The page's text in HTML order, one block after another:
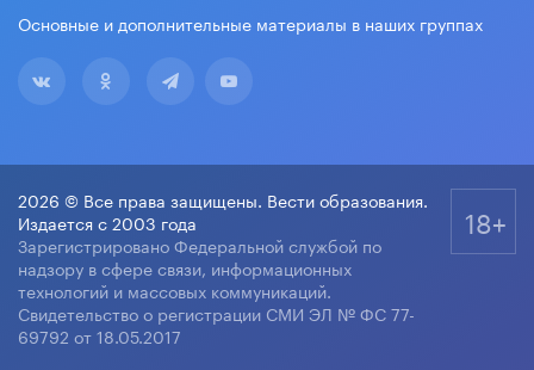
Основные и дополнительные материалы в наших группах
2026 © Все права защищены. Вести образования.
Издается с 2003 года
Зарегистрировано Федеральной службой по
надзору в сфере связи, информационных
технологий и массовых коммуникаций.
Свидетельство о регистрации СМИ ЭЛ № ФС 77-
69792 от 18.05.2017
18+